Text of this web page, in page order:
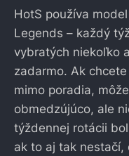
HotS používa
Legends – každý
vybratých niekoľko
zadarmo. Ak
mimo poradia,
obmedzújúco, ale
týždennej rotácii
ak to aj tak nestačí,